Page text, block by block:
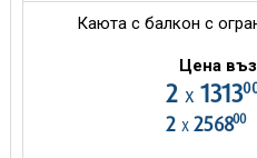
Каюта с балкон с
Цена
2 х 1313
2 х 256800